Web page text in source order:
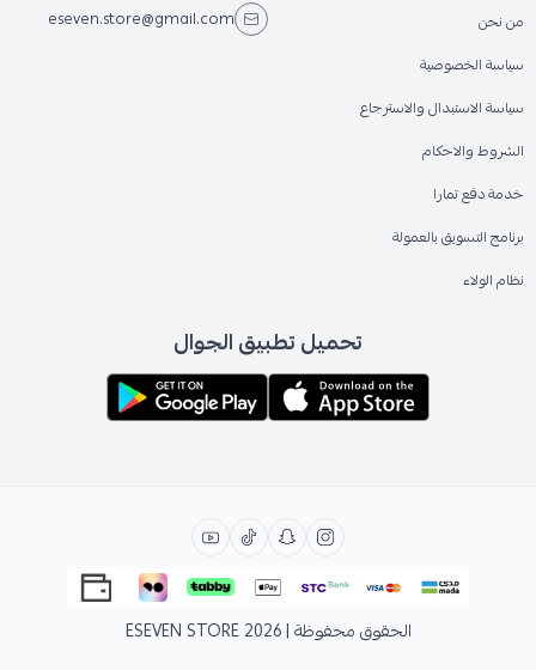
من نحن
سياسة الخصوصية
سياسة الاستبدال والاسترجاع
الشروط والاحكام
خدمة دفع تمارا
برنامج التسويق بالعمولة
نظام الولاء
eseven.store@gmail.com
تحميل تطبيق الجوال
الحقوق محفوظة | 2026 ESEVEN STORE